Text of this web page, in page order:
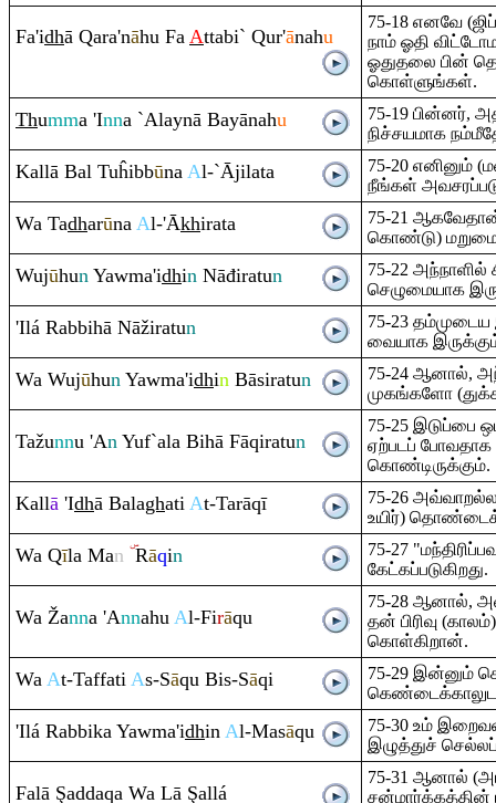
Fa'idhā Qara'nāhu Fa Attabi` Qur'ānahu
75-18 எனவே
நாம் ஓதி
ஓதுதலை பின்
கொள்ளுங்கள்.
Thumma 'Inna `Alaynā Bayānahu
75-19 பின்னர்,
நிச்சயமாக
Kallā Bal Tuĥibbūna Al-`Ājilata
75-20 எனினும்
நீங்கள்
Wa Tadharūna Al-'Ākhirata
75-21
கொண்டு)
Wujūhun Yawma'idhin Nāđiratun
75-22 அந்நாளில்
செழுமையாக
'Ilá Rabbihā Nāžiratun
75-23
வையாக
Wa Wujūhun Yawma'idhin Bāsiratun
75-24 ஆனால்,
முகங்களோ
Tažunnu 'An Yuf`ala Bihā Fāqiratun
75-25 இடுப்பை
ஏற்படப் போவதாக
கொண்டிருக்கும்.
Kallā 'Idhā Balaghati At-Tarāqī
75-26
உயிர்)
Wa Qīla Man Rāqin
75-27
கேட்கப்படுகிறது.
Wa Žanna 'Annahu Al-Firāqu
75-28 ஆனால்,
தன் பிரிவு
கொள்கிறான்.
Wa At-Taffati As-Sāqu Bis-Sāqi
75-29 இன்னும்
'Ilá Rabbika Yawma'idhin Al-Masāqu
75-30 உம்
இழுத்துச்
Falā Şaddaqa Wa Lā Şallá
75-31 ஆனால்
சன்மார்க்கத்தின்